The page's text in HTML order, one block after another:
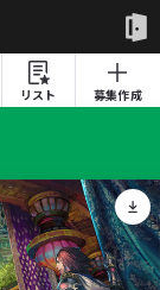
リスト
募集作成